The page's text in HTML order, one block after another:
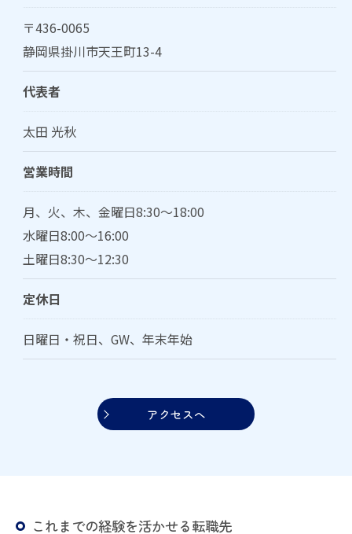
〒436-0065
静岡県掛川市天王町13-4
代表者
太田 光秋
営業時間
月、火、木、金曜日8:30～18:00
水曜日8:00～16:00
土曜日8:30～12:30
定休日
日曜日・祝日、GW、年末年始
アクセスへ
これまでの経験を活かせる転職先